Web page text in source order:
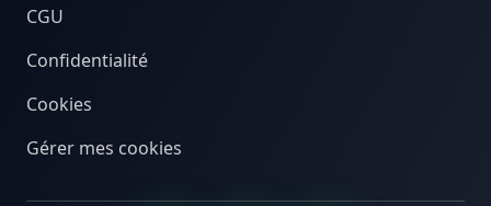
CGU
Confidentialité
Cookies
Gérer mes cookies